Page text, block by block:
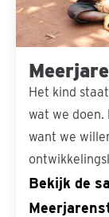
Het kind
wat we doen.
want we
Bekijk de